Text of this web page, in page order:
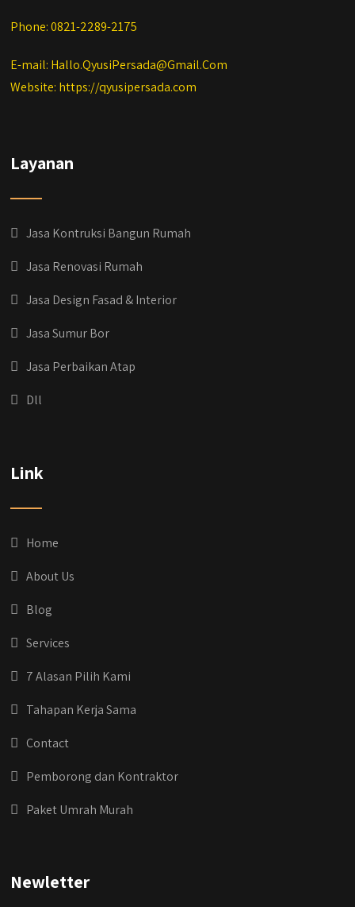
Phone: 0821-2289-2175
E-mail: Hallo.QyusiPersada@Gmail.Com
Website: https://qyusipersada.com
Layanan
Jasa Kontruksi Bangun Rumah
Jasa Renovasi Rumah
Jasa Design Fasad & Interior
Jasa Sumur Bor
Jasa Perbaikan Atap
Dll
Link
Home
About Us
Blog
Services
7 Alasan Pilih Kami
Tahapan Kerja Sama
Contact
Pemborong dan Kontraktor
Paket Umrah Murah
Newletter